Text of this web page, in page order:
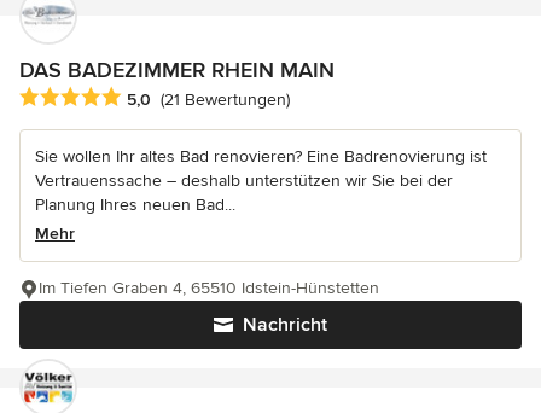
DAS BADEZIMMER RHEIN MAIN
Durchschnittliche Bewertung: 5 von 5 Sternen
5,0 (21 Bewertungen)
Sie wollen Ihr altes Bad renovieren? Eine Badrenovierung ist
Vertrauenssache – deshalb unterstützen wir Sie bei der
Planung Ihres neuen Bad...
Mehr
Nachricht
Im Tiefen Graben 4, 65510 Idstein-Hünstetten